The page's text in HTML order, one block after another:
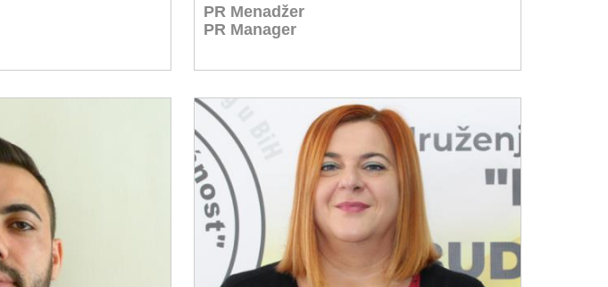
PR Menadžer
PR Manager